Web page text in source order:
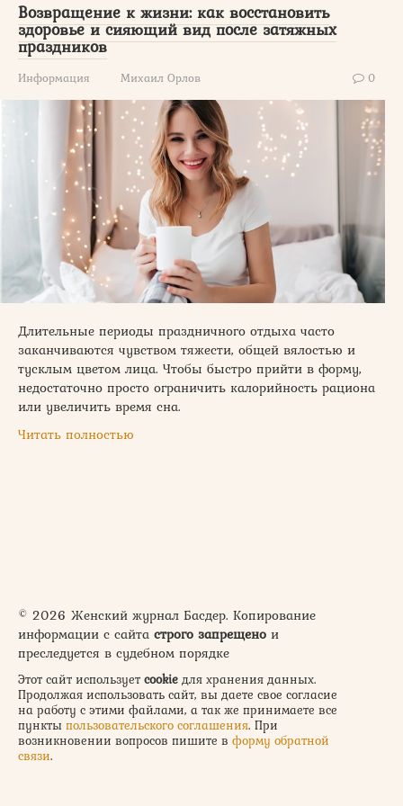
Возвращение к жизни: как восстановить
здоровье и сияющий вид после затяжных
праздников
Информация Михаил Орлов 0
Длительные периоды праздничного отдыха часто
заканчиваются чувством тяжести, общей вялостью и
тусклым цветом лица. Чтобы быстро прийти в форму,
недостаточно просто ограничить калорийность рациона
или увеличить время сна.
Читать полностью
© 2026 Женский журнал Басдер. Копирование
информации с сайта строго запрещено и
преследуется в судебном порядке
Этот сайт использует cookie для хранения данных.
Продолжая использовать сайт, вы даете свое согласие
на работу с этими файлами, а так же принимаете все
пункты пользовательского соглашения. При
возникновении вопросов пишите в форму обратной
связи.